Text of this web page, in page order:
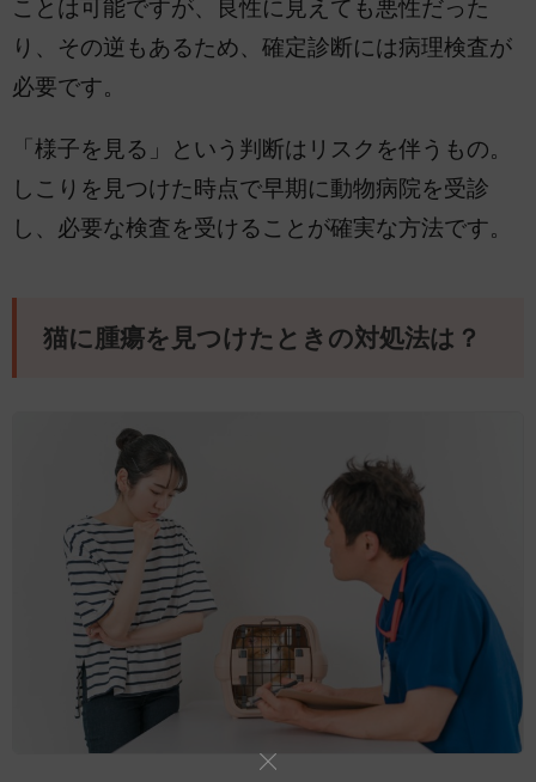
ことは可能ですが、良性に見えても悪性だった
り、その逆もあるため、確定診断には病理検査が
必要です。
「様子を見る」という判断はリスクを伴うもの。
しこりを見つけた時点で早期に動物病院を受診
し、必要な検査を受けることが確実な方法です。
猫に腫瘍を見つけたときの対処法は？